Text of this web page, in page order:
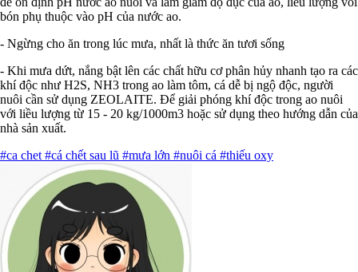
bón phụ thuộc vào pH của nước ao.
- Ngừng cho ăn trong lúc mưa, nhất là thức ăn tươi sống
- Khi mưa dứt, nắng bật lên các chất hữu cơ phân hủy nhanh tạo ra các
khí độc như H2S, NH3 trong ao làm tôm, cá dễ bị ngộ độc, người
nuôi cần sử dụng ZEOLAITE. Để giải phóng khí độc trong ao nuôi
với liều lượng từ 15 - 20 kg/1000m3 hoặc sử dụng theo hướng dẫn của
nhà sản xuất.
#ca chet #cá chết sau lũ #mưa lớn #nuôi cá #thiếu oxy